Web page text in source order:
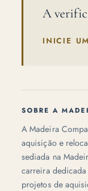
A
INICIE
SOBRE A
A Madeira
aquisição e
sediada na
carreira
projetos de